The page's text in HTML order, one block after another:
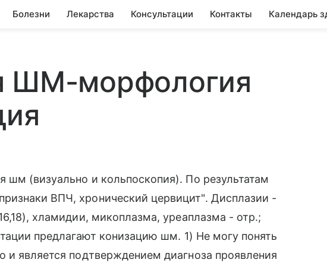
Болезни Лекарства Консультации Контакты Календарь
ШМ-морфология
шм (визуально и кольпоскопия). По результатам
ВПЧ, хронический цервицит". Дисплазии -
хламидии, микоплазма, уреаплазма - отр.;
предлагают конизацию шм. 1) Не могу понять
и является подтверждением диагноза проявления